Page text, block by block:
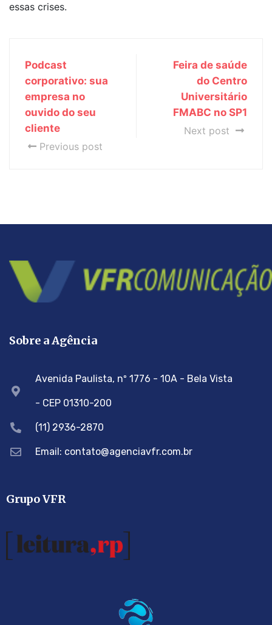
essas crises.
Podcast
corporativo: sua
empresa no
ouvido do seu
cliente
Previous post
Feira de saúde
do Centro
Universitário
FMABC no SP1
Next post
Sobre a Agência
Avenida Paulista, nº 1776 - 10A - Bela Vista
- CEP 01310-200
(11) 2936-2870
Email: contato@agenciavfr.com.br
Grupo VFR